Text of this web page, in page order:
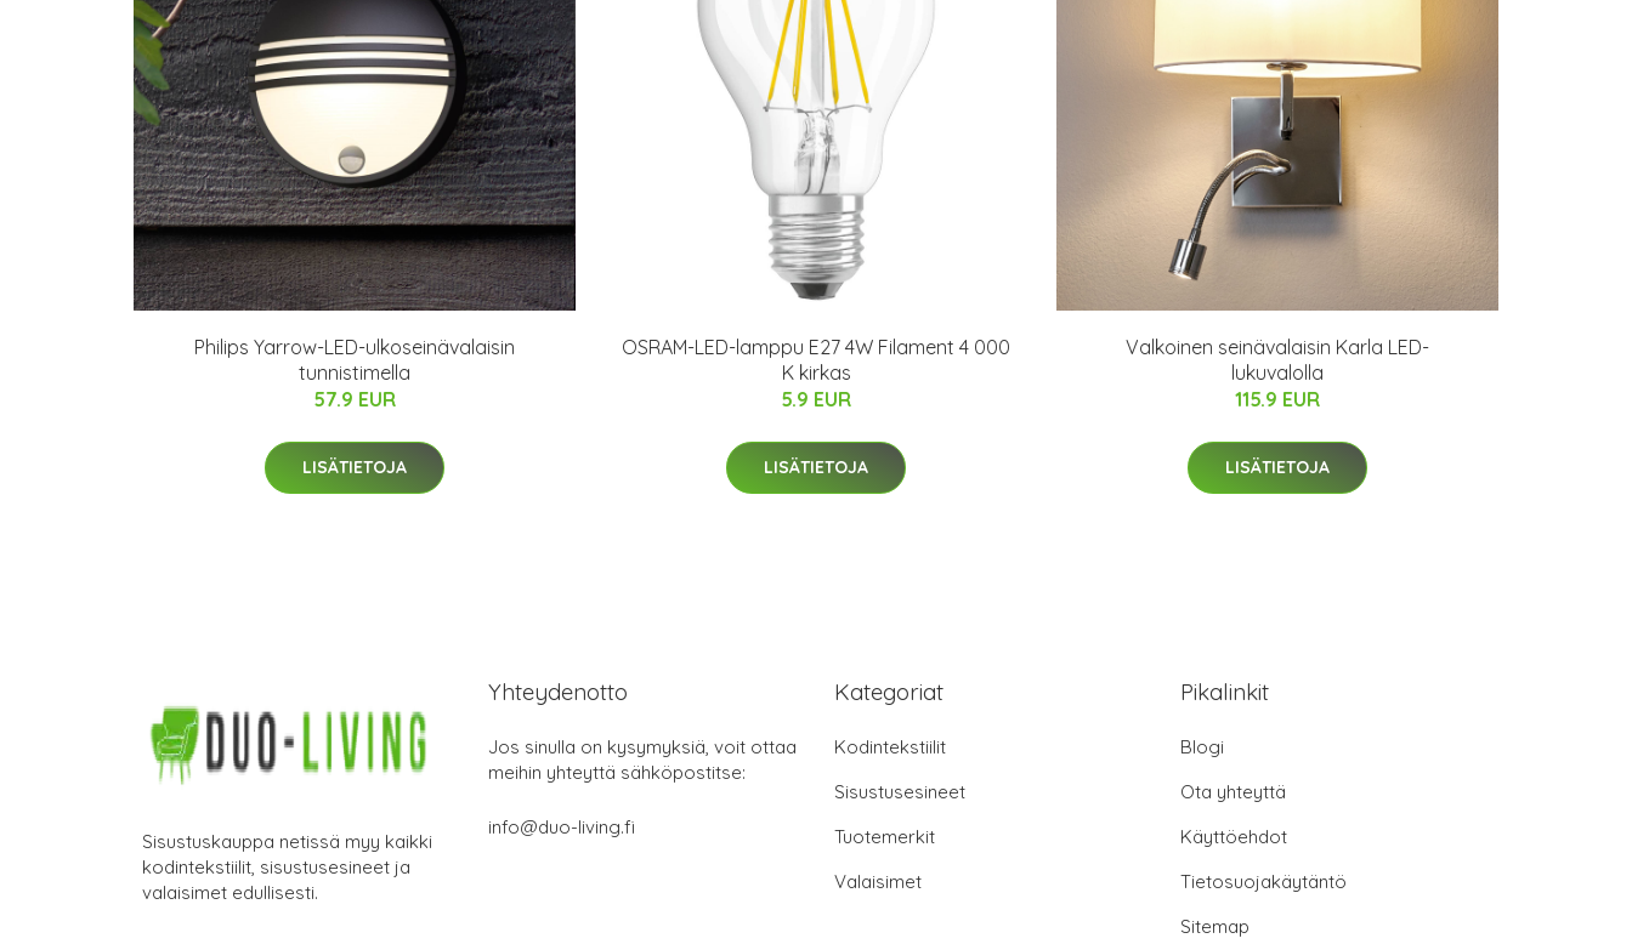
Philips Yarrow-LED-ulkoseinävalaisin
tunnistimella
57.9 EUR
LISÄTIETOJA
OSRAM-LED-lamppu E27 4W Filament 4 000
K kirkas
5.9 EUR
LISÄTIETOJA
Valkoinen seinävalaisin Karla LED-
lukuvalolla
115.9 EUR
LISÄTIETOJA
Sisustuskauppa netissä myy kaikki
kodintekstiilit, sisustusesineet ja
valaisimet edullisesti.
Yhteydenotto
Jos sinulla on kysymyksiä, voit ottaa
meihin yhteyttä sähköpostitse:
info@duo-living.fi
Kategoriat
Kodintekstiilit
Sisustusesineet
Tuotemerkit
Valaisimet
Pikalinkit
Blogi
Ota yhteyttä
Käyttöehdot
Tietosuojakäytäntö
Sitemap